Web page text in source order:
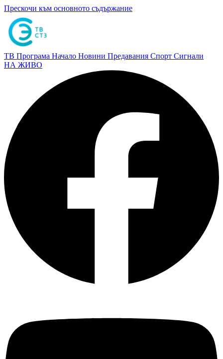
Прескочи към основното съдържание
ТВ Програма Начало Новини Предавания Спорт Сигнали
НА ЖИВО